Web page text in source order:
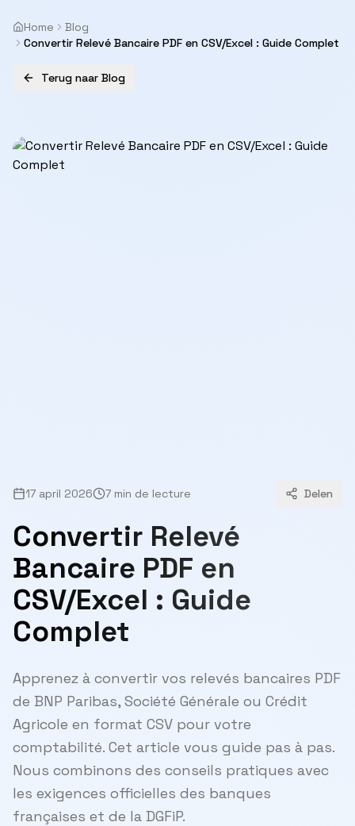
Home
Blog
Convertir Relevé Bancaire PDF en CSV/Excel : Guide Complet
Terug naar Blog
17 april 2026 7 min de lecture Delen
Convertir Relevé
Bancaire PDF en
CSV/Excel : Guide
Complet
Apprenez à convertir vos relevés bancaires PDF
de BNP Paribas, Société Générale ou Crédit
Agricole en format CSV pour votre
comptabilité. Cet article vous guide pas à pas.
Nous combinons des conseils pratiques avec
les exigences officielles des banques
françaises et de la DGFiP.